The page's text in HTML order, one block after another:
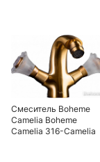
Смеситель Boheme
Сamelia Boheme
Сamelia 316-Camelia